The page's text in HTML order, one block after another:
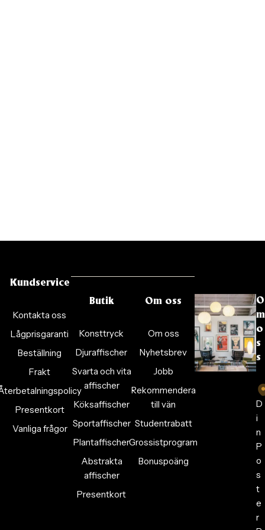
Kundservice
Kontakta oss
Lågprisgaranti
Beställning
Frakt
Presentkort
Vanliga frågor
Butik
Konsttryck
Djuraffischer
Svarta och vita
affischer
Köksaffischer
Sportaffischer
Plantaffischer
Abstrakta
affischer
Presentkort
Om oss
Om oss
Nyhetsbrev
Jobb
Rekommendera
till vän
Studentrabatt
Grossistprogram
Bonuspoäng
O
m
o
s
s
D
i
n
P
o
s
t
e
r